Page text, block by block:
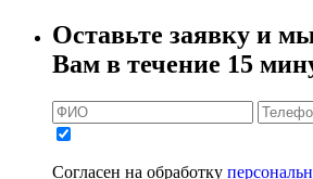
Оставьте заявку и
Вам в течение 15
Согласен на обработку